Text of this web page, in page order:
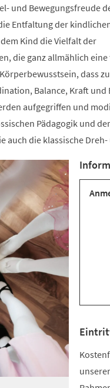
und Bewegungsfreude
Entfaltung der
Kind die Vielfalt der
die ganz allmählich
dass
Balance, Kraft
aufgegriffen und
Pädagogik und
auch die klassische